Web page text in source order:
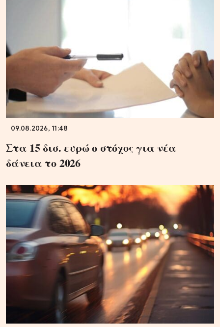
09.08.2026, 11:48
Στα 15 δισ. ευρώ ο στόχος για νέα
δάνεια το 2026